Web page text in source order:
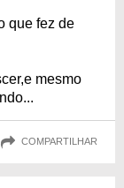
que fez de
mesmo
COMPARTILHAR